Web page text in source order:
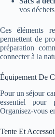
vos
Ces éléments
permettent de
préparation
connecter à la
Équipement De
Pour un séjour
essentiel pour
Organisez-vous
Tente Et